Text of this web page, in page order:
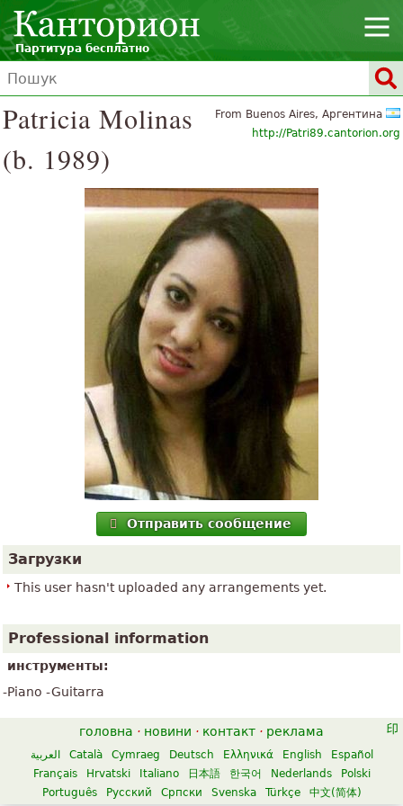
Партитура бесплатно
From Buenos Aires, Аргентина
http://Patri89.cantorion.org
Patricia Molinas
(b. 1989)
Отправить сообщение
Загрузки
This user hasn't uploaded any arrangements yet.
Professional information
инструменты:
-Piano -Guitarra
головна · новини · контакт · реклама
العربية Català Cymraeg Deutsch Ελληνικά English
Español
Français
Hrvatski Italiano 日本語 한국어 Nederlands
Polski
Português
Русский Српски Svenska Türkçe 中文(简体)